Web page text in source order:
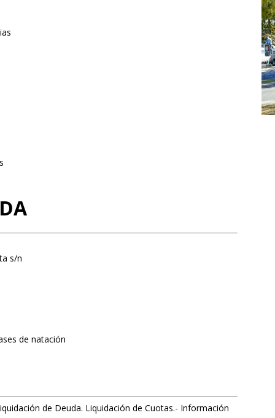
s/n
de natación
de Deuda. Liquidación de Cuotas.- Información